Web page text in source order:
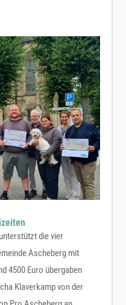
die vier
Ascheberg mit
4500 Euro übergaben
Klaverkamp von der